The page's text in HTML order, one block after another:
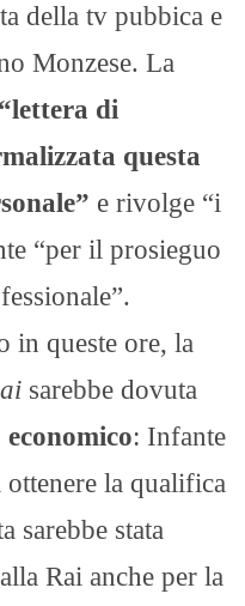
della tv pubbica e
Monzese. La
di
questa
e rivolge “i
“per il prosieguo
in queste ore, la
sarebbe dovuta
: Infante
la qualifica
sarebbe stata
Rai anche per la